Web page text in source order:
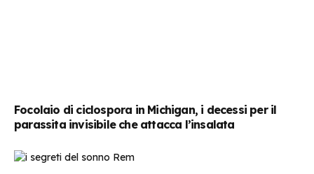
Focolaio di ciclospora in Michigan, i decessi per il
parassita invisibile che attacca l’insalata